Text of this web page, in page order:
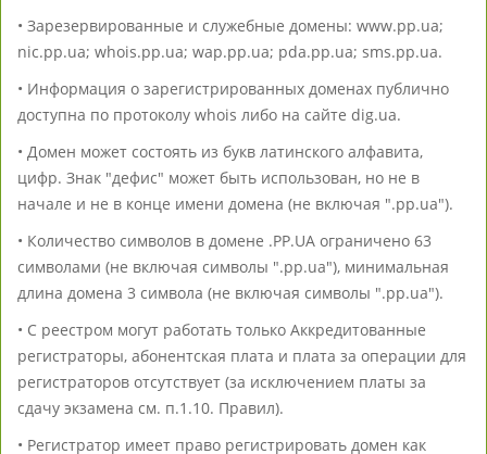
• Зарезервированные и служебные домены: www.pp.ua;
nic.pp.ua; whois.pp.ua; wap.pp.ua; pda.pp.ua; sms.pp.ua.
• Информация о зарегистрированных доменах публично
доступна по протоколу whois либо на сайте dig.ua.
• Домен может состоять из букв латинского алфавита,
цифр. Знак "дефис" может быть использован, но не в
начале и не в конце имени домена (не включая ".pp.ua").
• Количество символов в домене .PP.UA ограничено 63
символами (не включая символы ".pp.ua"), минимальная
длина домена 3 символа (не включая символы ".pp.ua").
• С реестром могут работать только Аккредитованные
регистраторы, абонентская плата и плата за операции для
регистраторов отсутствует (за исключением платы за
сдачу экзамена см. п.1.10. Правил).
• Регистратор имеет право регистрировать домен как